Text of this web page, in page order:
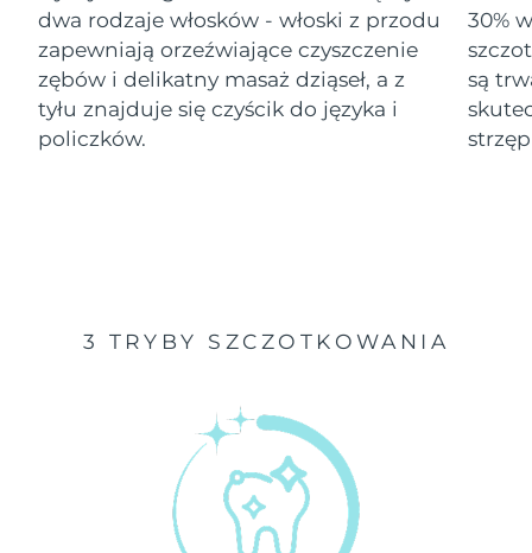
dwa rodzaje włosków - włoski z przodu
zapewniają orzeźwiające czyszczenie
zębów i delikatny masaż dziąseł, a z
tyłu znajduje się czyścik do języka i
policzków.
30%
są
3 TRYBY SZCZOTKOWANIA
Izrael
Oczekiwany czas dostawy
Włochy
Oczekiwany czas dostawy
09/08/2026
Kazachstan
11/08/2026
Oczekiwany czas dostawy
Oczekiwany czas dostawy